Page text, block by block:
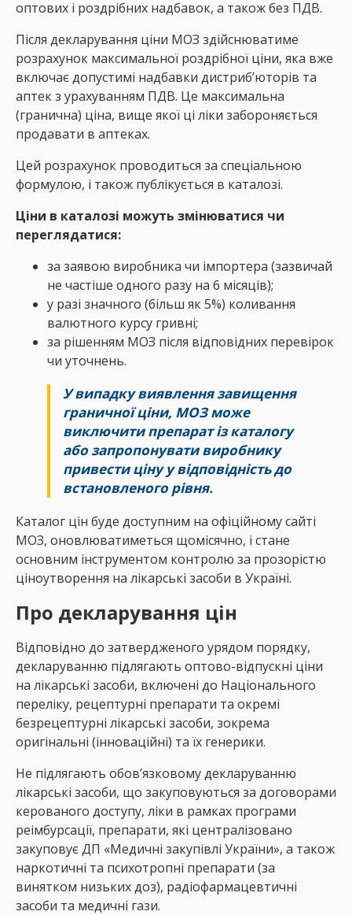
оптових і роздрібних надбавок, а також без ПДВ.
Після декларування ціни МОЗ здійснюватиме
розрахунок максимальної роздрібної ціни, яка вже
включає допустимі надбавки дистриб’юторів та
аптек з урахуванням ПДВ. Це максимальна
(гранична) ціна, вище якої ці ліки забороняється
продавати в аптеках.
Цей розрахунок проводиться за спеціальною
формулою, і також публікується в каталозі.
Ціни в каталозі можуть змінюватися чи
переглядатися:
за заявою виробника чи імпортера (зазвичай
не частіше одного разу на 6 місяців);
у разі значного (більш як 5%) коливання
валютного курсу гривні;
за рішенням МОЗ після відповідних перевірок
чи уточнень.
У випадку виявлення завищення
граничної ціни, МОЗ може
виключити препарат із каталогу
або запропонувати виробнику
привести ціну у відповідність до
встановленого рівня.
Каталог цін буде доступним на офіційному сайті
МОЗ, оновлюватиметься щомісячно, і стане
основним інструментом контролю за прозорістю
ціноутворення на лікарські засоби в Україні.
Про декларування цін
Відповідно до затвердженого урядом порядку,
декларуванню підлягають оптово-відпускні ціни
на лікарські засоби, включені до Національного
переліку, рецептурні препарати та окремі
безрецептурні лікарські засоби, зокрема
оригінальні (інноваційні) та їх генерики.
Не підлягають обов’язковому декларуванню
лікарські засоби, що закуповуються за договорами
керованого доступу, ліки в рамках програми
реімбурсації, препарати, які централізовано
закуповує ДП «Медичні закупівлі України», а також
наркотичні та психотропні препарати (за
винятком низьких доз), радіофармацевтичні
засоби та медичні гази.